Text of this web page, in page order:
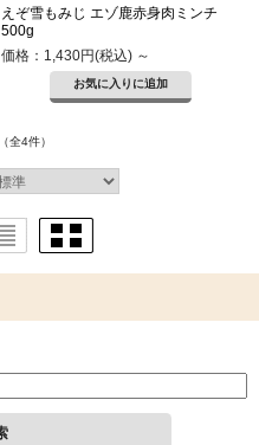
えぞ雪もみじ エゾ鹿赤身肉ミンチ
500g
価格：1,430円(税込) ～
（全4件）